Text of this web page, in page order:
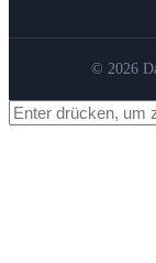
© 2026